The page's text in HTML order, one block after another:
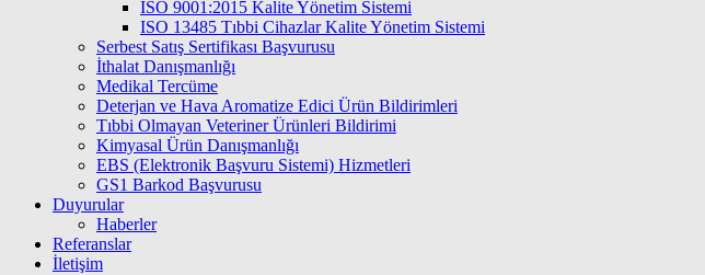
ISO 9001:2015 Kalite Yönetim Sistemi
ISО 13485 Tıbbi Cihazlar Kalite Yönetim Sistemi
Serbest Satış Sertifikası Başvurusu
İthalat Danışmanlığı
Medikal Tercüme
Deterjan ve Hava Aromatize Edici Ürün Bildirimleri
Tıbbi Olmayan Veteriner Ürünleri Bildirimi
Kimyasal Ürün Danışmanlığı
EBS (Elektronik Başvuru Sistemi) Hizmetleri
GS1 Barkod Başvurusu
Duyurular
Haberler
Referanslar
İletişim